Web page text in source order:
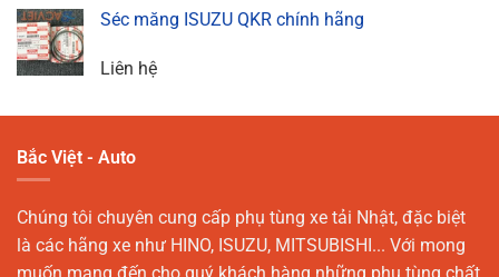
Séc măng ISUZU QKR chính hãng
Liên hệ
Bắc Việt - Auto
Chúng tôi chuyên cung cấp phụ tùng xe tải Nhật, đặc biệt
là các hãng xe như HINO, ISUZU, MITSUBISHI... Với mong
muốn mang đến cho quý khách hàng những phụ tùng chất